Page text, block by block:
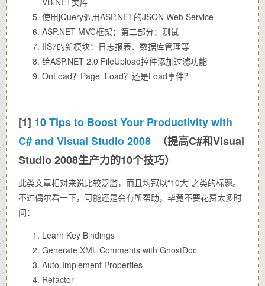
使用jQuery调用ASP.NET的JSON Web Service
ASP.NET MVC框架：第二部分：测试
IIS7的新模块：日志报表、数据库管理等
给ASP.NET 2.0 FileUpload控件添加过滤功能
OnLoad？Page_Load？还是Load事件？
[1] 10 Tips to Boost Your Productivity with
C# and Visual Studio 2008 （提高C#和Visual
Studio 2008生产力的10个技巧）
此类文章相对来说比较泛滥，而且均冠以“10大”之类的标题。
不过偶尔看一下，可能还是会有所帮助，毕竟不要花费太多时
间：
Learn Key Bindings
Generate XML Comments with GhostDoc
Auto-Implement Properties
Refactor